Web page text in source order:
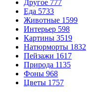
Другое 777
Еда 5733
Животные 1599
Интерьер 598
Картины 3519
Натюрморты 1832
Пейзажи 1617
Природа 1135
Фоны 968
Цветы 1757